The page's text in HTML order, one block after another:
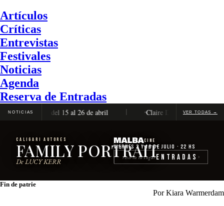
Artículos
Críticas
Entrevistas
Festivales
Noticias
Agenda
Reserva de Entradas
NOTICIAS
completa, del 15 al 26 de abril Claire Denis será distinguida
VER TODAS →
CALIGARI AUTORES
FAMILY PORTRAIT
De LUCY KERR
Cine
Viernes 3 y 10 de julio · 22 hs
reserva tu lugarEntradas ›
Fin de patrie
Por Kiara Warmerdam